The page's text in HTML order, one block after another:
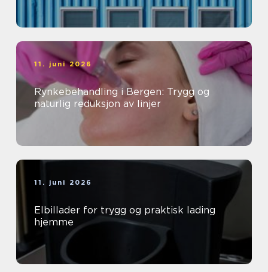
11. juni 2026
Rynkebehandling i Bergen: Trygg og
naturlig reduksjon av linjer
11. juni 2026
Elbillader for trygg og praktisk lading
hjemme